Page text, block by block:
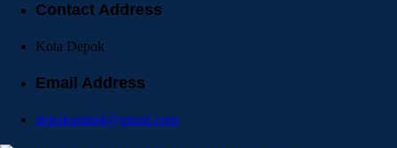
Contact Address
Kota Depok
Email Address
depokarsitek@gmail.com